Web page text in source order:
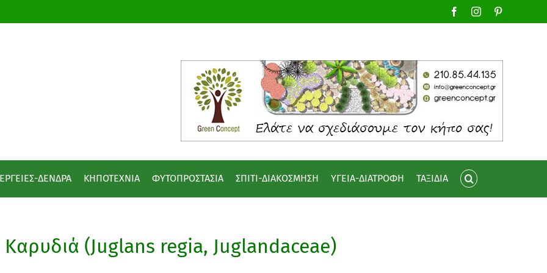
FacebookInstagram
ΔΕΝΔΡΑ ΚΗΠΟΤΕΧΝΙΑ ΦΥΤΟΠΡΟΣΤΑΣΙΑ ΣΠΙΤΙ-ΔΙΑΚΟΣΜΗΣΗ ΥΓΕΙΑ-ΔΙΑΤΡΟΦΗ ΤΑΞΙΔΙΑ
Καρυδιά (Juglans regia, Juglandaceae)